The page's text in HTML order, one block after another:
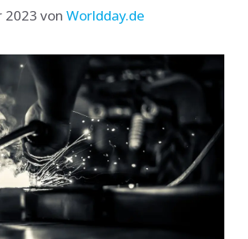
2023 von Worldday.de